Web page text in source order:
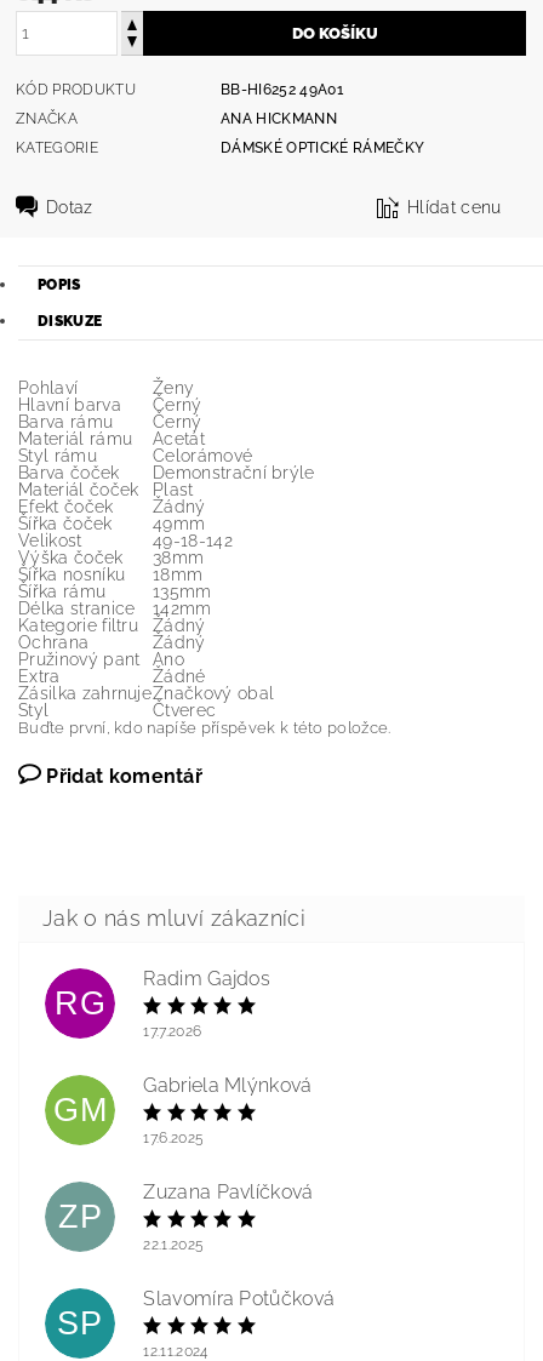
KÓD PRODUKTU
BB-HI6252 49A01
ZNAČKA
ANA HICKMANN
KATEGORIE
DÁMSKÉ OPTICKÉ RÁMEČKY
Dotaz Hlídat cenu
POPIS
DISKUZE
Pohlaví
Ženy
Hlavní barva
Černý
Barva rámu
Černý
Materiál rámu
Acetát
Styl rámu
Celorámové
Barva čoček
Demonstrační brýle
Materiál čoček
Plast
Efekt čoček
Žádný
Šířka čoček
49mm
Velikost
49-18-142
Výška čoček
38mm
Šířka nosníku
18mm
Šířka rámu
135mm
Délka stranice
142mm
Kategorie filtru
Žádný
Ochrana
Žádný
Pružinový pant
Ano
Extra
Žádné
Zásilka zahrnujeZnačkový obal
Styl
Čtverec
Buďte první, kdo napíše příspěvek k této položce.
Přidat komentář
RG
Radim Gajdos
17.7.2026
GM
Gabriela Mlýnková
17.6.2025
ZP
Zuzana Pavlíčková
22.1.2025
SP
Slavomíra Potůčková
12.11.2024